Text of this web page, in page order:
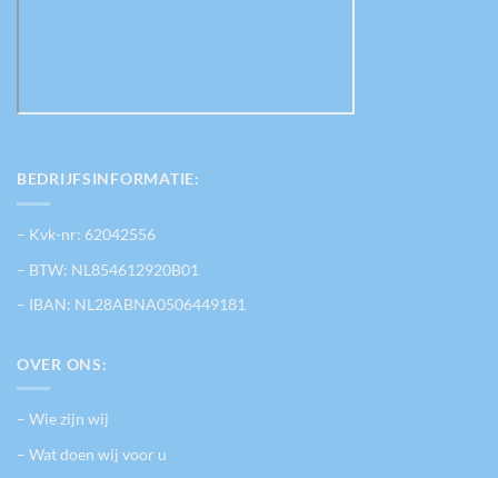
BEDRIJFSINFORMATIE:
– Kvk-nr: 62042556
– BTW: NL854612920B01
– IBAN: NL28ABNA0506449181
OVER ONS:
– Wie zijn wij
– Wat doen wij voor u